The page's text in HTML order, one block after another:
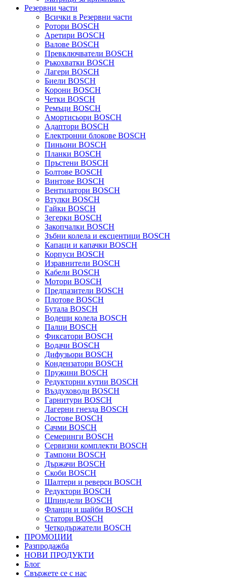
Резервни части
Всички в Резервни части
Ротори BOSCH
Аретири BOSCH
Валове BOSCH
Превключватели BOSCH
Ръкохватки BOSCH
Лагери BOSCH
Биели BOSCH
Корони BOSCH
Четки BOSCH
Ремъци BOSCH
Амортисьори BOSCH
Адаптори BOSCH
Електронни блокове BOSCH
Пиньони BOSCH
Планки BOSCH
Пръстени BOSCH
Болтове BOSCH
Винтове BOSCH
Вентилатори BOSCH
Втулки BOSCH
Гайки BOSCH
Зегерки BOSCH
Закопчалки BOSCH
Зъбни колела и ексцентици BOSCH
Капаци и капачки BOSCH
Корпуси BOSCH
Изравнители BOSCH
Кабели BOSCH
Мотори BOSCH
Предпазители BOSCH
Плотове BOSCH
Бутала BOSCH
Водещи колела BOSCH
Палци BOSCH
Фиксатори BOSCH
Водачи BOSCH
Дифузьори BOSCH
Кондензатори BOSCH
Пружини BOSCH
Редукторни кутии BOSCH
Въздуховоди BOSCH
Гарнитури BOSCH
Лагерни гнезда BOSCH
Лостове BOSCH
Сачми BOSCH
Семеринги BOSCH
Сервизни комплекти BOSCH
Тампони BOSCH
Държачи BOSCH
Скоби BOSCH
Шалтери и реверси BOSCH
Редуктори BOSCH
Шпиндели BOSCH
Фланци и шайби BOSCH
Статори BOSCH
Четкодържатели BOSCH
ПРОМОЦИИ
Разпродажба
НОВИ ПРОДУКТИ
Блог
Свържете се с нас